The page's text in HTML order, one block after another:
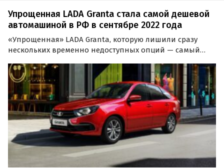
Упрощенная LADA Granta стала самой дешевой
автомашиной в РФ в сентябре 2022 года
«Упрощенная» LADA Granta, которую лишили сразу
нескольких временно недоступных опций — самый
сентября 2022 года. Изучив рынок, в этом убедились
«Автоновости дня».